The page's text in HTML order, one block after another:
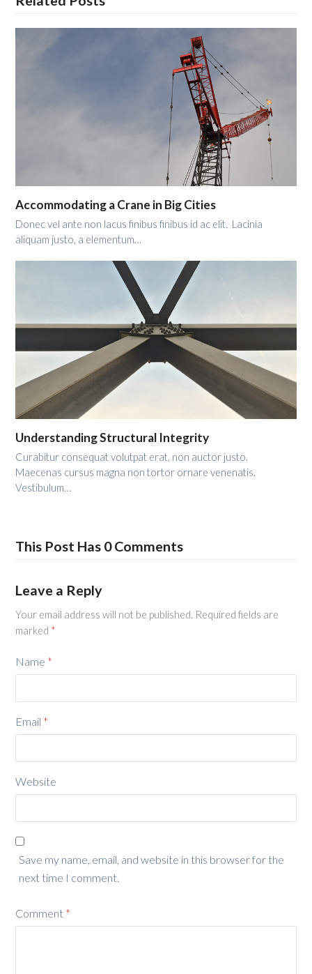
Accommodating a Crane in Big Cities
Donec vel ante non lacus finibus finibus id ac elit. Lacinia
aliquam justo, a elementum…
Understanding Structural Integrity
Curabitur consequat volutpat erat, non auctor justo.
Maecenas cursus magna non tortor ornare venenatis.
Vestibulum…
This Post Has 0 Comments
Leave a Reply
Your email address will not be published. Required fields are
marked *
Name *
Email *
Website
Save my name, email, and website in this browser for the
next time I comment.
Comment *